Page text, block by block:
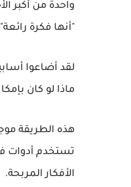
واحدة من أكبر
"أنها فكرة
لقد أضاعوا
ماذا لو كان
هذه الطريقة
تستخدم أدوات
الأفكار المربحة.